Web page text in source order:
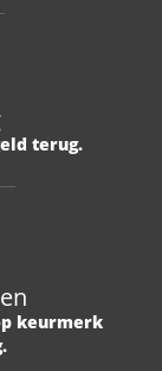
terug.
keurmerk